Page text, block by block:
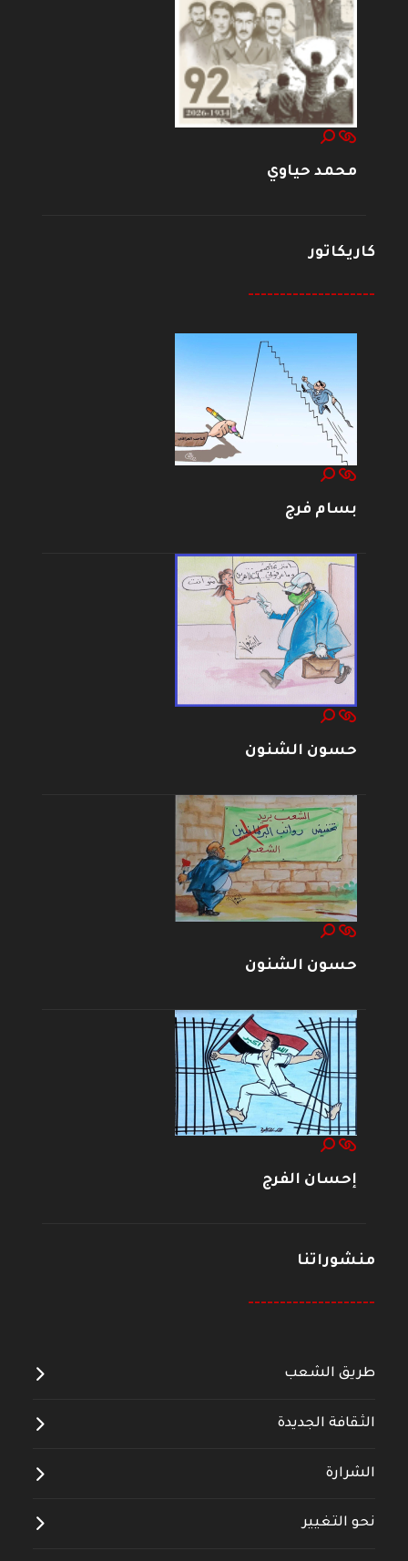
محمد حياوي
كاريكاتور
--------------------
بسام فرج
حسون الشنون
حسون الشنون
إحسان الفرج
منشوراتنا
--------------------
طريق الشعب
الثقافة الجديدة
الشرارة
نحو التغيير